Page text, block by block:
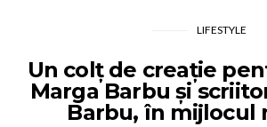
LIFESTYLE
Un colț de creație
Marga Barbu și
Barbu, în mijlocul